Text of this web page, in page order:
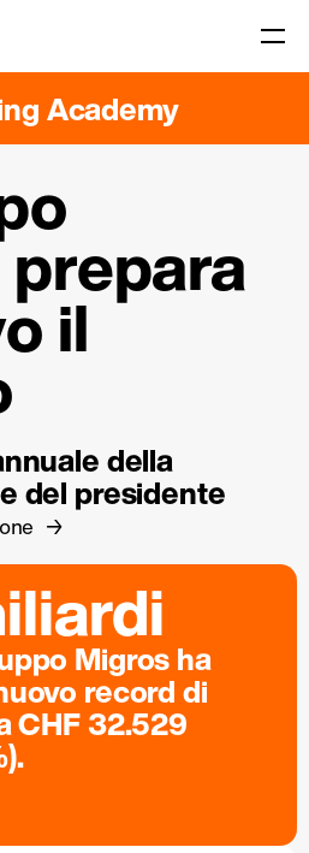
Academy
il
della
del presidente
Migros ha
record di
CHF 32.529